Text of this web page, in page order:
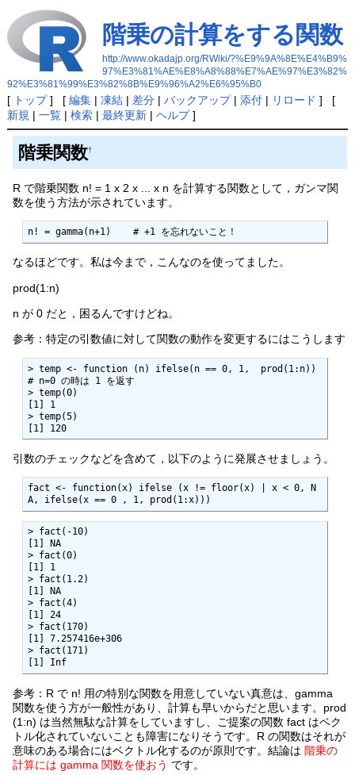
階乗の計算をする関数
http://www.okadajp.org/RWiki/?%E9%9A%8E%E4%B9%
97%E3%81%AE%E8%A8%88%E7%AE%97%E3%82%
92%E3%81%99%E3%82%8B%E9%96%A2%E6%95%B0
[ トップ] [ 編集| 凍結| 差分| バックアップ| 添付| リロード ] [
新規 | 一覧| 検索| 最終更新| ヘルプ]
階乗関数†
R で階乗関数 n! = 1 x 2 x ... x n を計算する関数として，ガンマ関
数を使う方法が示されています。
n! = gamma(n+1)    # +1 を忘れないこと！
なるほどです。私は今まで，こんなのを使ってました。
prod(1:n)
n が 0 だと，困るんですけどね。
参考：特定の引数値に対して関数の動作を変更するにはこうします
> temp <- function (n) ifelse(n == 0, 1,  prod(1:n))
# n=0 の時は 1 を返す
> temp(0)
[1] 1
> temp(5)
[1] 120
引数のチェックなどを含めて，以下のように発展させましょう。
fact <- function(x) ifelse (x != floor(x) | x < 0, N
A, ifelse(x == 0 , 1, prod(1:x)))
> fact(-10)
[1] NA
> fact(0)
[1] 1
> fact(1.2)
[1] NA
> fact(4)
[1] 24
> fact(170)
[1] 7.257416e+306
> fact(171)
[1] Inf
参考：R で n! 用の特別な関数を用意していない真意は、gamma
関数を使う方が一般性があり、計算も早いからだと思います。prod
(1:n) は当然無駄な計算をしていますし、ご提案の関数 fact はベク
トル化されていないことも障害になりそうです。R の関数はそれが
意味のある場合にはベクトル化するのが原則です。結論は 階乗の
計算には gamma 関数を使おう です。